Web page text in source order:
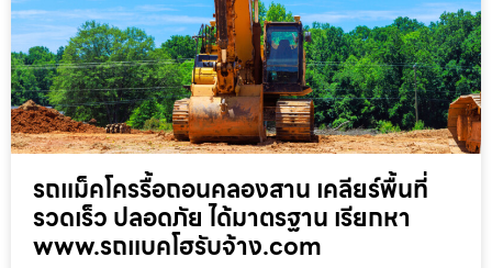
รถแม็คโครรื้อถอนคลองสาน เคลียร์พื้นที่
รวดเร็ว ปลอดภัย ได้มาตรฐาน เรียกหา
www.รถแบคโฮรับจ้าง.com